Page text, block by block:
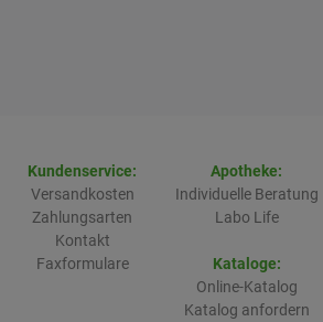
Kundenservice:
Versandkosten
Zahlungsarten
Kontakt
Faxformulare
Apotheke:
Individuelle Beratung
Labo Life
Kataloge:
Online-Katalog
Katalog anfordern